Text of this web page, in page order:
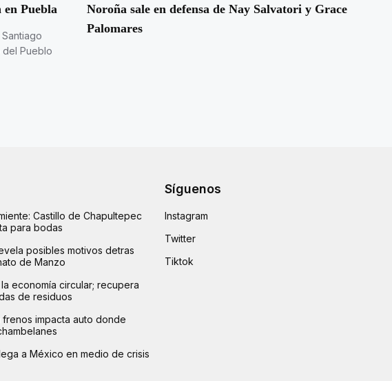
Puebla
del Pueblo
Noroña sale en defensa de Nay Salvatori y Grace
Palomares
Castillo de Chapultepec
para bodas
posibles motivos detras
de Manzo
economía circular; recupera
de residuos
frenos impacta auto donde
a México en medio de crisis
Síguenos
Instagram
Twitter
Tiktok